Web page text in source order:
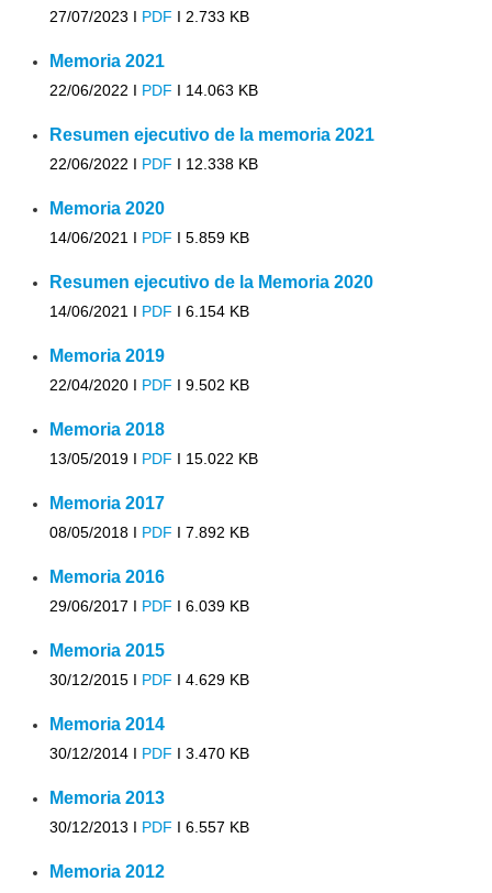
27/07/2023 I PDF I 2.733 KB
Memoria 2021
22/06/2022 I PDF I 14.063 KB
Resumen ejecutivo de la memoria 2021
22/06/2022 I PDF I 12.338 KB
Memoria 2020
14/06/2021 I PDF I 5.859 KB
Resumen ejecutivo de la Memoria 2020
14/06/2021 I PDF I 6.154 KB
Memoria 2019
22/04/2020 I PDF I 9.502 KB
Memoria 2018
13/05/2019 I PDF I 15.022 KB
Memoria 2017
08/05/2018 I PDF I 7.892 KB
Memoria 2016
29/06/2017 I PDF I 6.039 KB
Memoria 2015
30/12/2015 I PDF I 4.629 KB
Memoria 2014
30/12/2014 I PDF I 3.470 KB
Memoria 2013
30/12/2013 I PDF I 6.557 KB
Memoria 2012